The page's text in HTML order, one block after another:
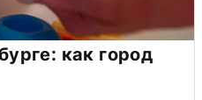
как город